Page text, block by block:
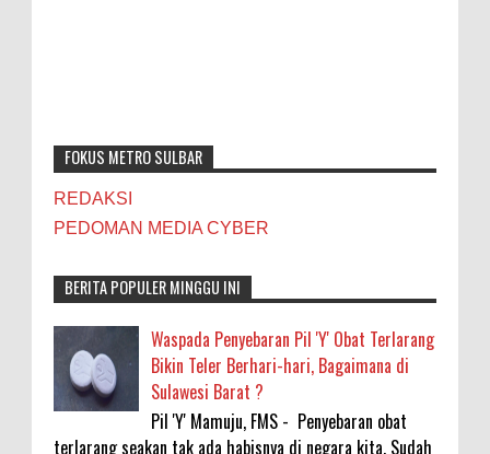
FOKUS METRO SULBAR
REDAKSI
PEDOMAN MEDIA CYBER
BERITA POPULER MINGGU INI
Waspada Penyebaran Pil 'Y' Obat Terlarang
Bikin Teler Berhari-hari, Bagaimana di
Sulawesi Barat ?
Pil 'Y' Mamuju, FMS - Penyebaran obat
terlarang seakan tak ada habisnya di negara kita. Sudah